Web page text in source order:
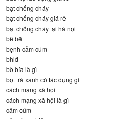
bạt chống cháy
bạt chống cháy giá rẻ
bạt chống cháy tại hà nội
bề bề
bệnh cảm cúm
bhlđ
bò bía là gì
bột trà xanh có tác dụng gì
cách mạng xã hội
cách mạng xã hội là gì
cảm cúm